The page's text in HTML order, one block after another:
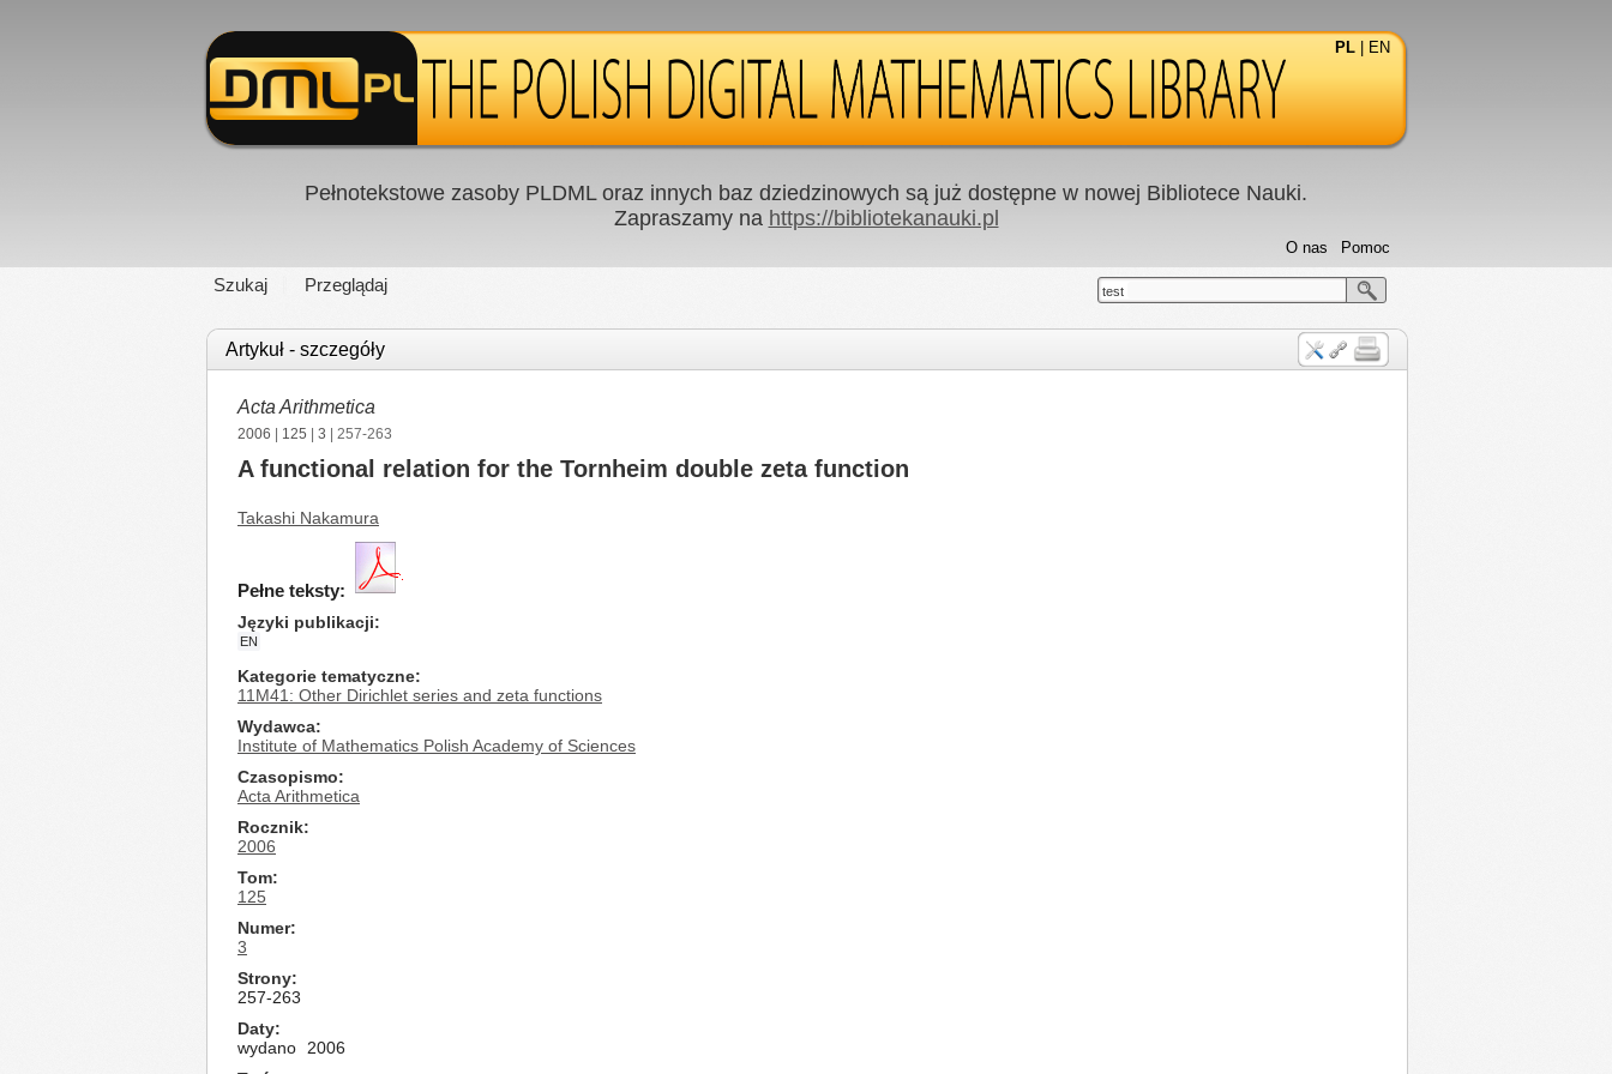
PL EN
Pełnotekstowe zasoby PLDML oraz innych baz dziedzinowych są już dostępne w nowej Bibliotece Nauki.
Zapraszamy na https://bibliotekanauki.pl
Szukaj Przeglądaj
Pomoc
O nas
test
Artykuł - szczegóły
Acta Arithmetica
2006 125 3 | 257-263
A functional relation for the Tornheim double zeta function
Takashi Nakamura
Pełne teksty:
Języki publikacji
EN
Kategorie tematyczne
11M41: Other Dirichlet series and zeta functions
Wydawca
Institute of Mathematics Polish Academy of Sciences
Czasopismo
Acta Arithmetica
Rocznik
2006
Tom
125
Numer
3
Strony
257-263
Daty
wydano
2006